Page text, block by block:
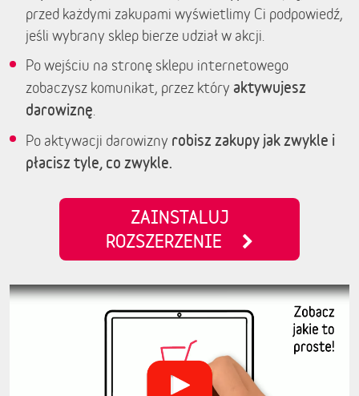
przed każdymi zakupami wyświetlimy Ci podpowiedź,
jeśli wybrany sklep bierze udział w akcji.
Po wejściu na stronę sklepu internetowego
zobaczysz komunikat, przez który aktywujesz
darowiznę
Po aktywacji darowizny robisz zakupy jak zwykle i
płacisz tyle, co zwykle.
ZAINSTALUJ
ROZSZERZENIE